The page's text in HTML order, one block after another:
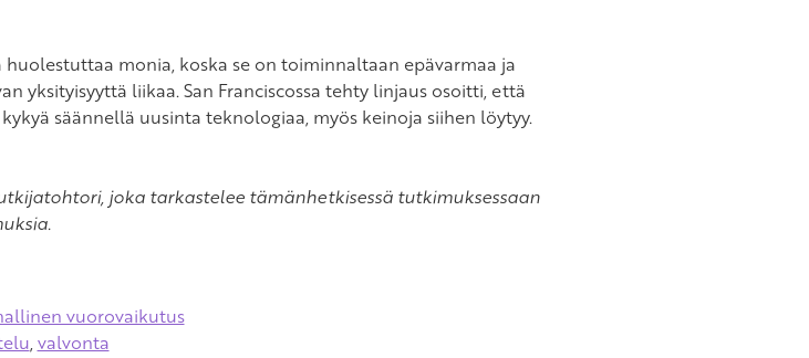
monia, koska se on toiminnaltaan epävarmaa ja
yksityisyyttä liikaa. San Franciscossa tehty linjaus osoitti, että
säännellä uusinta teknologiaa, myös keinoja siihen löytyy.
joka tarkastelee tämänhetkisessä tutkimuksessaan
vuorovaikutus
,valvonta